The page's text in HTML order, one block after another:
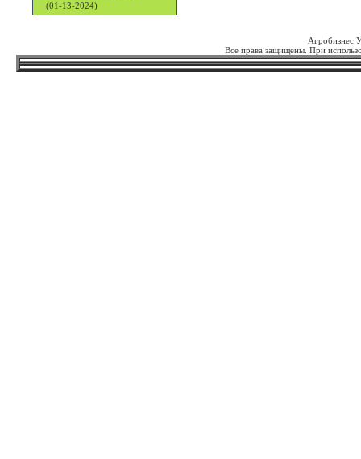
(01-13-2024)
Агробизнес
Все права защищены. При